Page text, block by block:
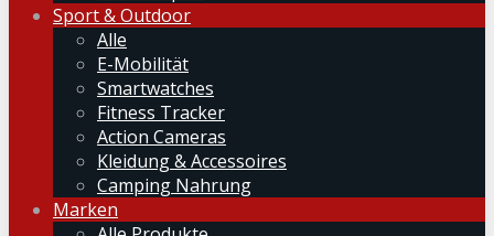
Sport & Outdoor
Alle
E-Mobilität
Smartwatches
Fitness Tracker
Action Cameras
Kleidung & Accessoires
Camping Nahrung
Marken